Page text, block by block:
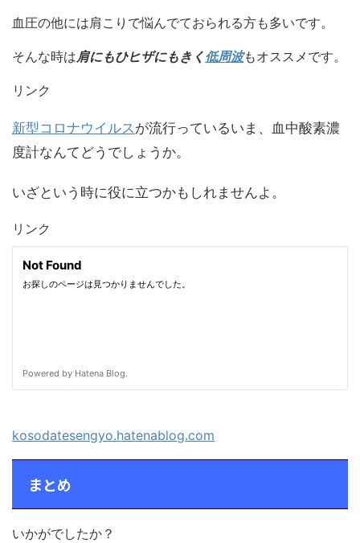
血圧の他には肩こりで悩んでておられる方も多いです。
そんな時は肩にもひヒザにもきく低周波もオススメです。
リンク
新型コロナウイルスが流行っているいま、血中酸素濃
度計なんてどうでしょうか。
いざという時に役に立つかもしれませんよ。
リンク
kosodatesengyo.hatenablog.com
まとめ
いかがでしたか？